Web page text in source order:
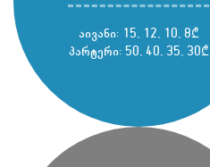
აივანი: 15, 12, 10, 8₾
პარტერი: 50, 40, 35, 30₾